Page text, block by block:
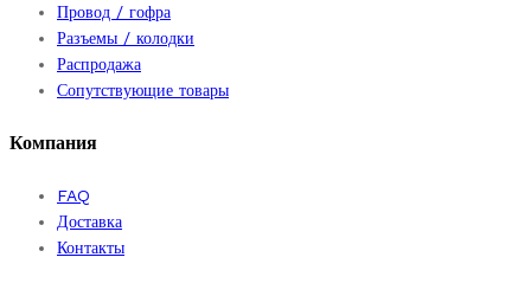
Провод / гофра
Разъемы / колодки
Распродажа
Сопутствующие товары
Компания
FAQ
Доставка
Контакты